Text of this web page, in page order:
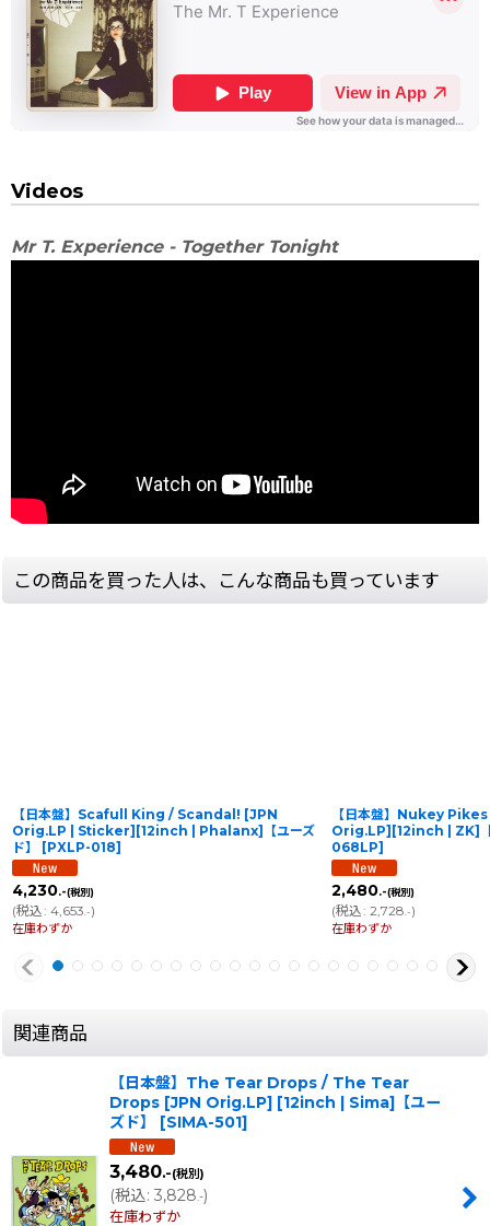
Videos
Mr T. Experience - Together Tonight
この商品を買った人は、こんな商品も買っています
【日本盤】Scafull King / Scandal! [JPN
Orig.LP | Sticker][12inch | Phalanx]【ユーズ
ド】
[PXLP-018]
4,230.-(税別)
(税込: 4,653 .-)
在庫わずか
【日本盤】Nukey
Orig.LP][12inch | ZK]【
068LP]
2,480.-(税別)
(税込: 2,728 .-)
在庫わずか
関連商品
【日本盤】The Tear Drops / The Tear
Drops [JPN Orig.LP] [12inch | Sima]【ユー
ズド】
[SIMA-501]
3,480.-(税別)
(税込: 3,828.-)
在庫わずか